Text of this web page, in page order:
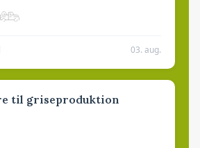
03. aug.
til griseproduktion